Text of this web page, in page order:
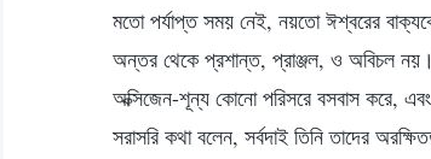
মতো পর্যাপ্ত সময় নেই, নয়তো ঈশ্বরের
অন্তর থেকে প্রশান্ত, প্রাঞ্জল, ও অবিচল নয়।
অক্সিজেন-শূন্য কোনো পরিসরে বসবাস করে,
সরাসরি কথা বলেন, সর্বদাই তিনি তাদের